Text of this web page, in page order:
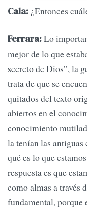
Cala: ¿Entonces
Ferrara:Lo
mejor de lo que
secreto de Dios”, la
trata de que se
quitados del texto
abiertos en el
conocimiento
la tenían las
qué es lo que
respuesta es que
como almas a través
fundamental, porque